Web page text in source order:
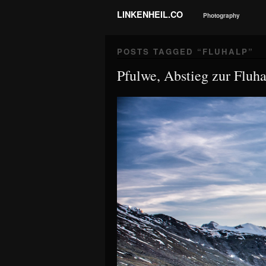
LINKENHEIL.CO Photography
POSTS TAGGED “ FLUHALP ”
Pfulwe, Abstieg zur